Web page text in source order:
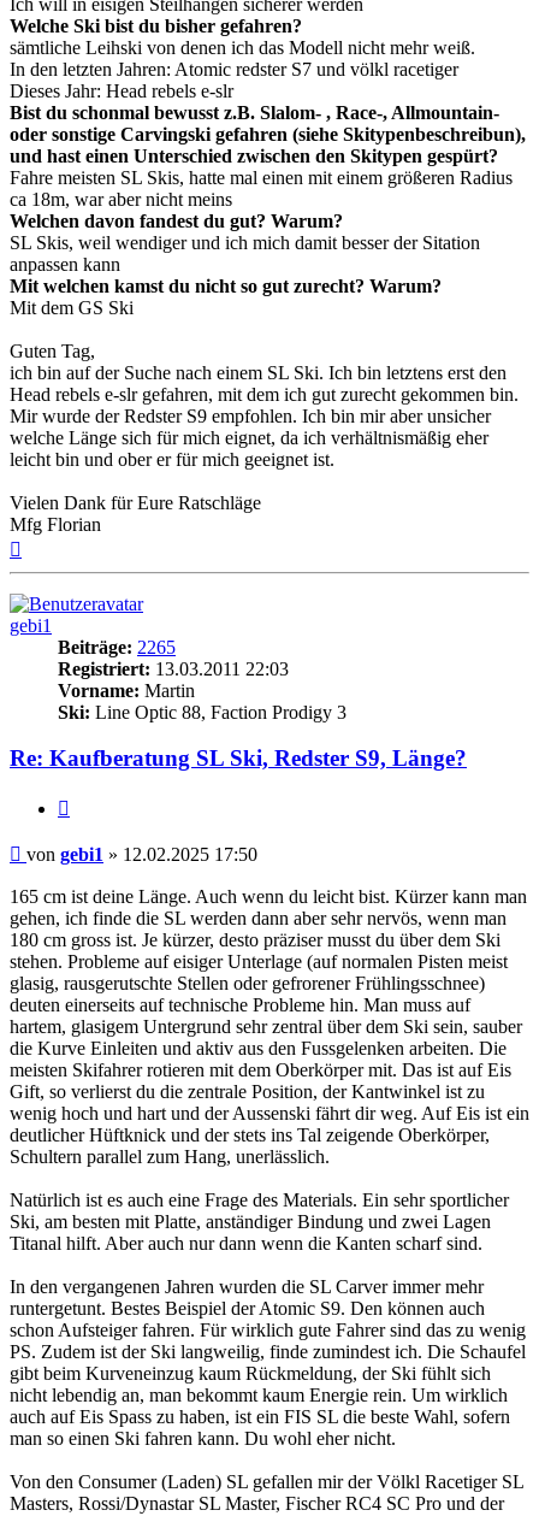
Welche Ski bist du bisher gefahren?
sämtliche Leihski von denen ich das Modell nicht mehr weiß.
In den letzten Jahren: Atomic redster S7 und völkl racetiger
Dieses Jahr: Head rebels e-slr
Bist du schonmal bewusst z.B. Slalom- , Race-, Allmountain-
oder sonstige Carvingski gefahren (siehe Skitypenbeschreibun),
und hast einen Unterschied zwischen den Skitypen gespürt?
Fahre meisten SL Skis, hatte mal einen mit einem größeren Radius
ca 18m, war aber nicht meins
Welchen davon fandest du gut? Warum?
SL Skis, weil wendiger und ich mich damit besser der Sitation
anpassen kann
Mit welchen kamst du nicht so gut zurecht? Warum?
Mit dem GS Ski
Guten Tag,
ich bin auf der Suche nach einem SL Ski. Ich bin letztens erst den
Head rebels e-slr gefahren, mit dem ich gut zurecht gekommen bin.
Mir wurde der Redster S9 empfohlen. Ich bin mir aber unsicher
welche Länge sich für mich eignet, da ich verhältnismäßig eher
leicht bin und ober er für mich geeignet ist.
Vielen Dank für Eure Ratschläge
Mfg Florian
gebi1
Beiträge: 2265
Registriert: 13.03.2011 22:03
Vorname: Martin
Ski: Line Optic 88, Faction Prodigy 3
Re: Kaufberatung SL Ski, Redster S9, Länge?
Beitrag
von gebi1 » 12.02.2025 17:50
165 cm ist deine Länge. Auch wenn du leicht bist. Kürzer kann man
gehen, ich finde die SL werden dann aber sehr nervös, wenn man
180 cm gross ist. Je kürzer, desto präziser musst du über dem Ski
stehen. Probleme auf eisiger Unterlage (auf normalen Pisten meist
glasig, rausgerutschte Stellen oder gefrorener Frühlingsschnee)
deuten einerseits auf technische Probleme hin. Man muss auf
hartem, glasigem Untergrund sehr zentral über dem Ski sein, sauber
die Kurve Einleiten und aktiv aus den Fussgelenken arbeiten. Die
meisten Skifahrer rotieren mit dem Oberkörper mit. Das ist auf Eis
Gift, so verlierst du die zentrale Position, der Kantwinkel ist zu
wenig hoch und hart und der Aussenski fährt dir weg. Auf Eis ist ein
deutlicher Hüftknick und der stets ins Tal zeigende Oberkörper,
Schultern parallel zum Hang, unerlässlich.
Natürlich ist es auch eine Frage des Materials. Ein sehr sportlicher
Ski, am besten mit Platte, anständiger Bindung und zwei Lagen
Titanal hilft. Aber auch nur dann wenn die Kanten scharf sind.
In den vergangenen Jahren wurden die SL Carver immer mehr
runtergetunt. Bestes Beispiel der Atomic S9. Den können auch
schon Aufsteiger fahren. Für wirklich gute Fahrer sind das zu wenig
PS. Zudem ist der Ski langweilig, finde zumindest ich. Die Schaufel
gibt beim Kurveneinzug kaum Rückmeldung, der Ski fühlt sich
nicht lebendig an, man bekommt kaum Energie rein. Um wirklich
auch auf Eis Spass zu haben, ist ein FIS SL die beste Wahl, sofern
man so einen Ski fahren kann. Du wohl eher nicht.
Von den Consumer (Laden) SL gefallen mir der Völkl Racetiger SL
Masters, Rossi/Dynastar SL Master, Fischer RC4 SC Pro und der